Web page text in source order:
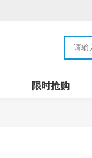
限时抢购